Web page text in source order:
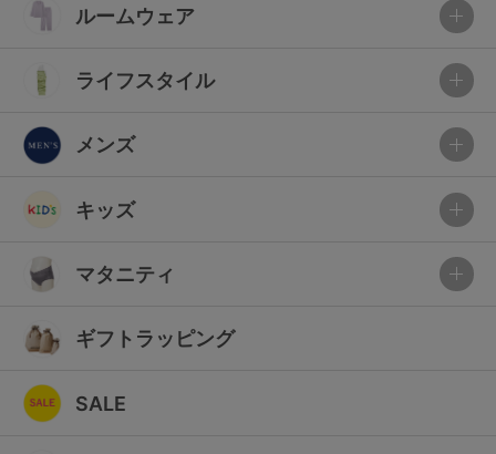
ルームウェア
ライフスタイル
メンズ
キッズ
マタニティ
ギフトラッピング
SALE